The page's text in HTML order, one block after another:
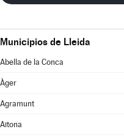
Municipios de Lleida
Abella de la Conca
Àger
Agramunt
Aitona